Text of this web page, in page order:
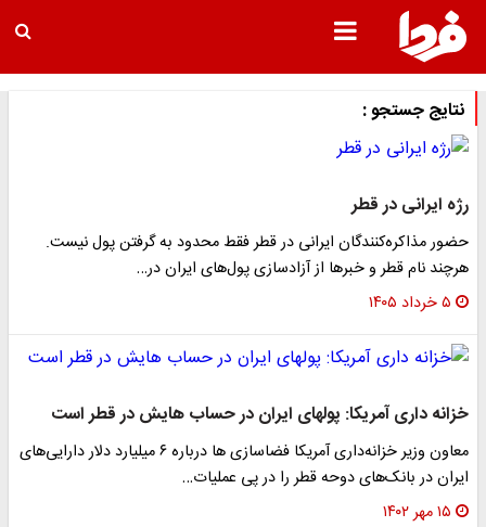
نتایج جستجو :
رژه ایرانی در قطر
حضور مذاکره‌کنندگان ایرانی در قطر فقط محدود به گرفتن پول نیست.
هرچند نام قطر و خبر‌ها از آزادسازی پول‌های ایران در…
۵ خرداد ۱۴۰۵
خزانه داری آمریکا: پولهای ایران در حساب هایش در قطر است
معاون وزیر خزانه‌داری آمریکا فضاسازی ها درباره ۶ میلیارد دلار دارایی‌های
ایران در بانک‌های دوحه قطر را در پی عملیات…
۱۵ مهر ۱۴۰۲